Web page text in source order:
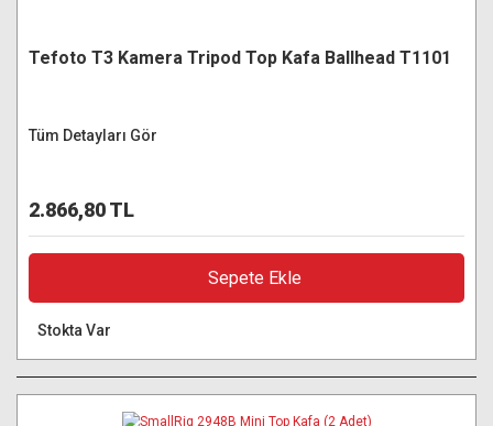
Tefoto T3 Kamera Tripod Top Kafa Ballhead T1101
Tüm Detayları Gör
2.866,80 TL
Sepete Ekle
Stokta Var